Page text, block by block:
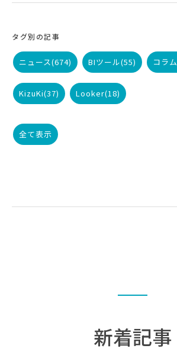
タグ別の記事
ニュース(674) BIツール(55) コラム
KizuKi(37) Looker(18)
全て表示
新着記事